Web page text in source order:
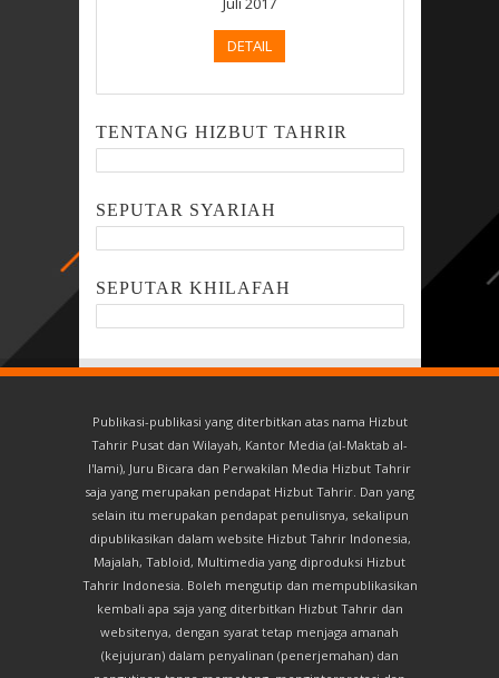
DETAIL
TENTANG HIZBUT TAHRIR
SEPUTAR SYARIAH
SEPUTAR KHILAFAH
Publikasi-publikasi yang diterbitkan atas nama Hizbut
Tahrir Pusat dan Wilayah, Kantor Media (al-Maktab al-
I'lami), Juru Bicara dan Perwakilan Media Hizbut Tahrir
saja yang merupakan pendapat Hizbut Tahrir. Dan yang
selain itu merupakan pendapat penulisnya, sekalipun
dipublikasikan dalam website Hizbut Tahrir Indonesia,
Majalah, Tabloid, Multimedia yang diproduksi Hizbut
Tahrir Indonesia. Boleh mengutip dan mempublikasikan
kembali apa saja yang diterbitkan Hizbut Tahrir dan
websitenya, dengan syarat tetap menjaga amanah
(kejujuran) dalam penyalinan (penerjemahan) dan